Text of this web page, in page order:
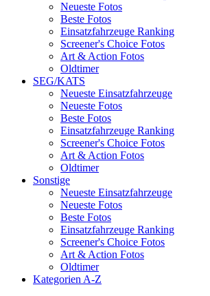
Neueste Fotos
Beste Fotos
Einsatzfahrzeuge Ranking
Screener's Choice Fotos
Art & Action Fotos
Oldtimer
SEG/KATS
Neueste Einsatzfahrzeuge
Neueste Fotos
Beste Fotos
Einsatzfahrzeuge Ranking
Screener's Choice Fotos
Art & Action Fotos
Oldtimer
Sonstige
Neueste Einsatzfahrzeuge
Neueste Fotos
Beste Fotos
Einsatzfahrzeuge Ranking
Screener's Choice Fotos
Art & Action Fotos
Oldtimer
Kategorien A-Z